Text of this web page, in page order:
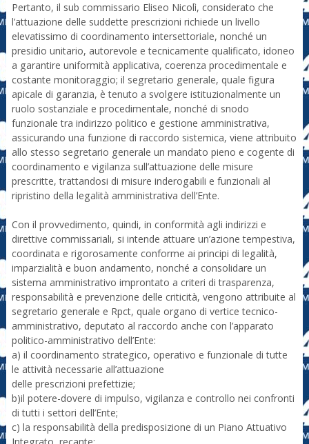
Pertanto, il sub commissario Eliseo Nicolì, considerato che
l’attuazione delle suddette prescrizioni richiede un livello
elevatissimo di coordinamento intersettoriale, nonché un
presidio unitario, autorevole e tecnicamente qualificato, idoneo
a garantire uniformità applicativa, coerenza procedimentale e
costante monitoraggio; il segretario generale, quale figura
apicale di garanzia, è tenuto a svolgere istituzionalmente un
ruolo sostanziale e procedimentale, nonché di snodo
funzionale tra indirizzo politico e gestione amministrativa,
assicurando una funzione di raccordo sistemica, viene attribuito
allo stesso segretario generale un mandato pieno e cogente di
coordinamento e vigilanza sull’attuazione delle misure
prescritte, trattandosi di misure inderogabili e funzionali al
ripristino della legalità amministrativa dell’Ente.
Con il provvedimento, quindi, in conformità agli indirizzi e
direttive commissariali, si intende attuare un’azione tempestiva,
coordinata e rigorosamente conforme ai principi di legalità,
imparzialità e buon andamento, nonché a consolidare un
sistema amministrativo improntato a criteri di trasparenza,
responsabilità e prevenzione delle criticità, vengono attribuite al
segretario generale e Rpct, quale organo di vertice tecnico-
amministrativo, deputato al raccordo anche con l’apparato
politico-amministrativo dell’Ente:
a) il coordinamento strategico, operativo e funzionale di tutte
le attività necessarie all’attuazione
delle prescrizioni prefettizie;
b)il potere-dovere di impulso, vigilanza e controllo nei confronti
di tutti i settori dell’Ente;
c) la responsabilità della predisposizione di un Piano Attuativo